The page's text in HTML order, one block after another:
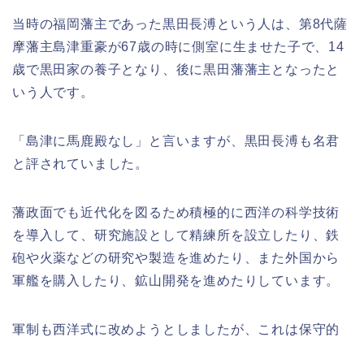
当時の福岡藩主であった黒田長溥という人は、第8代薩
摩藩主島津重豪が67歳の時に側室に生ませた子で、14
歳で黒田家の養子となり、後に黒田藩藩主となったと
いう人です。
「島津に馬鹿殿なし」と言いますが、黒田長溥も名君
と評されていました。
藩政面でも近代化を図るため積極的に西洋の科学技術
を導入して、研究施設として精練所を設立したり、鉄
砲や火薬などの研究や製造を進めたり、また外国から
軍艦を購入したり、鉱山開発を進めたりしています。
軍制も西洋式に改めようとしましたが、これは保守的